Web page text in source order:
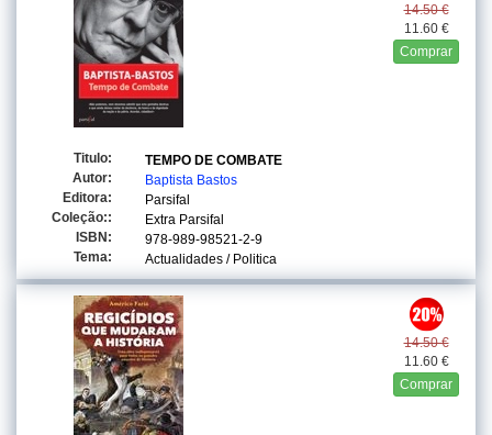
14.50 €
11.60 €
Comprar
Titulo:
TEMPO DE COMBATE
Autor:
Baptista Bastos
Editora:
Parsifal
Coleção::
Extra Parsifal
ISBN:
978-989-98521-2-9
Tema:
Actualidades / Politica
14.50 €
11.60 €
Comprar